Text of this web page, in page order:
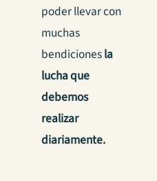
poder llevar con
muchas
bendicionesla
lucha que
debemos
realizar
diariamente.